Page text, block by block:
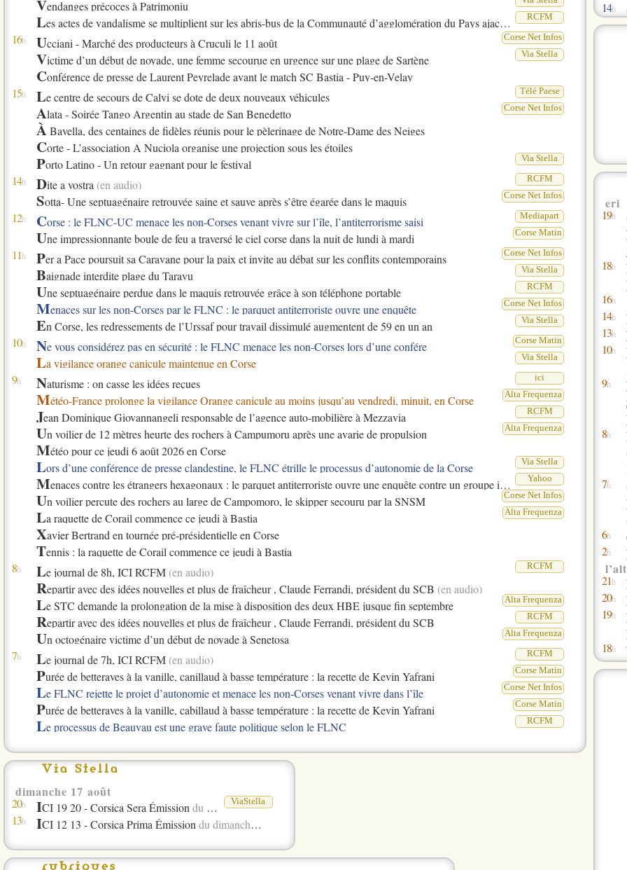
Vendanges précoces à Patrimoniu
RCFM
Les actes de vandalisme se multiplient sur les abris-bus de la Communauté d’agglomération du Pays ajaccien
16h Corse Net Infos
Ucciani - Marché des producteurs à Cruculi le 11 août
Via Stella
Victime d’un début de noyade, une femme secourue en urgence sur une plage de Sartène
Conférence de presse de Laurent Peyrelade avant le match SC Bastia - Puy-en-Velay
15h Télé Paese
Le centre de secours de Calvi se dote de deux nouveaux véhicules
Corse Net Infos
Alata - Soirée Tango Argentin au stade de San Benedetto
ÀBavella, des centaines de fidèles réunis pour le pèlerinage de Notre-Dame des Neiges
Corte - L’association A Nuciola organise une projection sous les étoiles
Via Stella
Porto Latino - Un retour gagnant pour le festival
14h RCFM
Dite a vostra (en audio)
Corse Net Infos
Sotta- Une septuagénaire retrouvée saine et sauve après s’être égarée dans le maquis
12h Mediapart
Corse : le FLNC-UC menace les non-Corses venant vivre sur l’île, l’antiterrorisme saisi
Corse Matin
Une impressionnante boule de feu a traversé le ciel corse dans la nuit de lundi à mardi
11h Corse Net Infos
Per a Pace poursuit sa Caravane pour la paix et invite au débat sur les conflits contemporains
Via Stella
Baignade interdite plage du Taravu
RCFM
Une septuagénaire perdue dans le maquis retrouvée grâce à son téléphone portable
Corse Net Infos
Menaces sur les non-Corses par le FLNC : le parquet antiterroriste ouvre une enquête
Via Stella
En Corse, les redressements de l’Urssaf pour travail dissimulé augmentent de 59 en un an
10h Corse Matin
Ne vous considérez pas en sécurité : le FLNC menace les non-Corses lors d’une confére
Via Stella
La vigilance orange canicule maintenue en Corse
9h ici
Naturisme : on casse les idées reçues
Alta Frequenza
Météo-France prolonge la vigilance Orange canicule au moins jusqu’au vendredi, minuit, en Corse
RCFM
Jean Dominique Giovannangeli responsable de l’agence auto-mobilière à Mezzavia
Alta Frequenza
Un voilier de 12 mètres heurte des rochers à Campumoru après une avarie de propulsion
Météo pour ce jeudi 6 août 2026 en Corse
Via Stella
Lors d’une conférence de presse clandestine, le FLNC étrille le processus d’autonomie de la Corse
Yahoo
Menaces contre les étrangers hexagonaux : le parquet antiterroriste ouvre une enquête contre un groupe indépendantiste corse
Corse Net Infos
Un voilier percute des rochers au large de Campomoro, le skipper secouru par la SNSM
Alta Frequenza
La raquette de Corail commence ce jeudi à Bastia
Xavier Bertrand en tournée pré-présidentielle en Corse
Tennis : la raquette de Corail commence ce jeudi à Bastia
8h RCFM
Le journal de 8h, ICI RCFM (en audio)
Repartir avec des idées nouvelles et plus de fraîcheur , Claude Ferrandi, président du SCB (en audio)
Alta Frequenza
Le STC demande la prolongation de la mise à disposition des deux HBE jusque fin septembre
RCFM
Repartir avec des idées nouvelles et plus de fraîcheur , Claude Ferrandi, président du SCB
Alta Frequenza
Un octogénaire victime d’un début de noyade à Senetosa
7h RCFM
Le journal de 7h, ICI RCFM (en audio)
Corse Matin
Purée de betteraves à la vanille, canillaud à basse température : la recette de Kevin Yafrani
Corse Net Infos
Le FLNC rejette le projet d’autonomie et menace les non-Corses venant vivre dans l’île
Corse Matin
Purée de betteraves à la vanille, cabillaud à basse température : la recette de Kevin Yafrani
RCFM
Le processus de Beauvau est une grave faute politique selon le FLNC
14h
12h
11
eri
19h
18h
16h
14h
13h
10h
9h
8h
7h
6h
2h
21h
20h
19h
18h
Via Stella
dimanche 17 août
20h ViaStella
ICI 19 20 - Corsica Sera Émission du dimanche 17 août 2025
13h ICI 12 13 - Corsica Prima Émission du dimanche 17 août 2025
rubriques